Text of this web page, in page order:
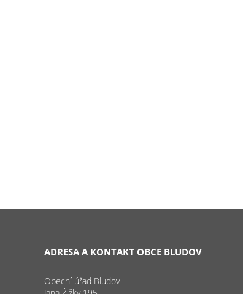
ADRESA A KONTAKT OBCE BLUDOV
Obecní úřad Bludov